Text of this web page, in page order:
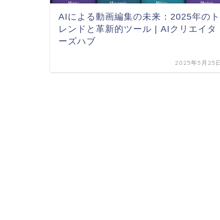
AIによる動画編集の未来：2025年のト
レンドと革新的ツール | AIクリエイタ
ーズハブ
2025年5月25